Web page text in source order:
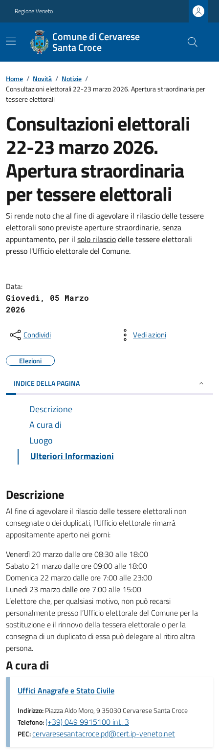
Regione Veneto
Comune di Cervarese
Santa Croce
Home / Novità / Notizie /
Consultazioni elettorali 22-23 marzo 2026. Apertura straordinaria per
tessere elettorali
Consultazioni elettorali
22-23 marzo 2026.
Apertura straordinaria
per tessere elettorali
Si rende noto che al fine di agevolare il rilascio delle tessere
elettorali sono previste aperture straordinarie, senza
appuntamento, per il solo rilasciodelle tessere elettorali
presso l'Ufficio elettorale del Comune.
Data:
Giovedì, 05 Marzo
2026
Condividi Vedi azioni
Elezioni
INDICE DELLA PAGINA
Descrizione
A cura di
Luogo
Ulteriori Informazioni
Descrizione
Al fine di agevolare il rilascio delle tessere elettorali non
consegnate o dei duplicati, l’Ufficio elettorale rimarrà
appositamente aperto nei giorni:
Venerdì 20 marzo dalle ore 08:30 alle 18:00
Sabato 21 marzo dalle ore 09:00 alle 18:00
Domenica 22 marzo dalle ore 7:00 alle 23:00
Lunedì 23 marzo dalle ore 7:00 alle 15:00
L’elettore che, per qualsiasi motivo, non può recarsi
personalmente presso l’Ufficio elettorale del Comune per la
sostituzione e il rinnovo della tessera elettorale o per la
consegna di un duplicato di essa può delegare al ritiro altra
persona.
A cura di
Uffici Anagrafe e Stato Civile
Indirizzo:Piazza Aldo Moro, 9 35030 Cervarese Santa Croce
Telefono:(+39) 049 9915100 int. 3
PEC:cervaresesantacroce.pd@cert.ip-veneto.net